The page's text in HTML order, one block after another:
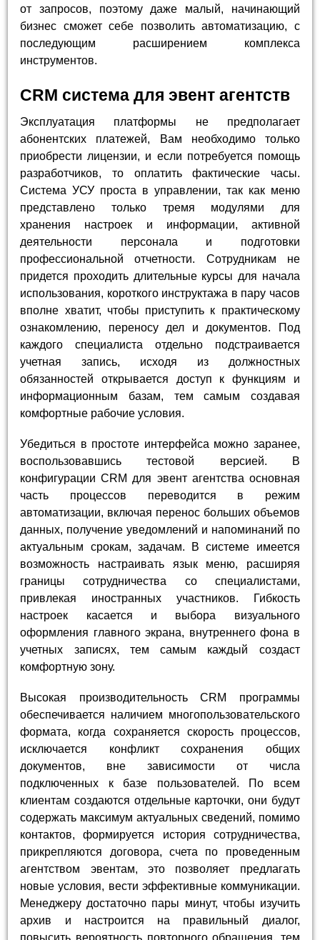
от запросов, поэтому даже малый, начинающий
бизнес сможет себе позволить автоматизацию, с
последующим расширением комплекса
инструментов.
CRM система для эвент агентств
Эксплуатация платформы не предполагает
абонентских платежей, Вам необходимо только
приобрести лицензии, и если потребуется помощь
разработчиков, то оплатить фактические часы.
Система УСУ проста в управлении, так как меню
представлено только тремя модулями для
хранения настроек и информации, активной
деятельности персонала и подготовки
профессиональной отчетности. Сотрудникам не
придется проходить длительные курсы для начала
использования, короткого инструктажа в пару часов
вполне хватит, чтобы приступить к практическому
ознакомлению, переносу дел и документов. Под
каждого специалиста отдельно подстраивается
учетная запись, исходя из должностных
обязанностей открывается доступ к функциям и
информационным базам, тем самым создавая
комфортные рабочие условия.
Убедиться в простоте интерфейса можно заранее,
воспользовавшись тестовой версией. В
конфигурации CRM для эвент агентства основная
часть процессов переводится в режим
автоматизации, включая перенос больших объемов
данных, получение уведомлений и напоминаний по
актуальным срокам, задачам. В системе имеется
возможность настраивать язык меню, расширяя
границы сотрудничества со специалистами,
привлекая иностранных участников. Гибкость
настроек касается и выбора визуального
оформления главного экрана, внутреннего фона в
учетных записях, тем самым каждый создаст
комфортную зону.
Высокая производительность CRM программы
обеспечивается наличием многопользовательского
формата, когда сохраняется скорость процессов,
исключается конфликт сохранения общих
документов, вне зависимости от числа
подключенных к базе пользователей. По всем
клиентам создаются отдельные карточки, они будут
содержать максимум актуальных сведений, помимо
контактов, формируется история сотрудничества,
прикрепляются договора, счета по проведенным
агентством эвентам, это позволяет предлагать
новые условия, вести эффективные коммуникации.
Менеджеру достаточно пары минут, чтобы изучить
архив и настроится на правильный диалог,
повысить вероятность повторного обращения, тем